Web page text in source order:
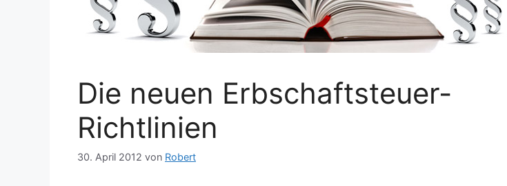
Die neuen Erbschaftsteuer-
Richtlinien
30. April 2012 von Robert